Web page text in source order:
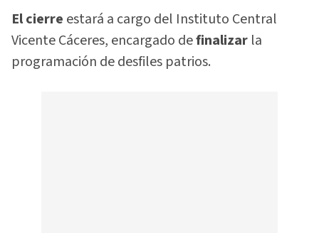
El cierre estará a cargo del Instituto Central
Vicente Cáceres, encargado definalizar la
programación de desfiles patrios.